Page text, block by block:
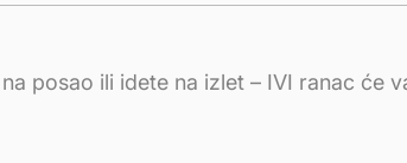
posao ili idete na izlet – IVI ranac će